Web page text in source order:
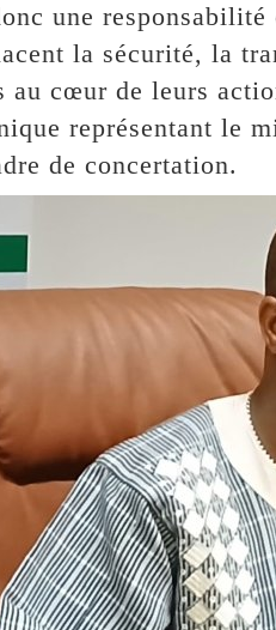
une
la sécurité, la
au cœur de leurs
représentant le
de concertation.